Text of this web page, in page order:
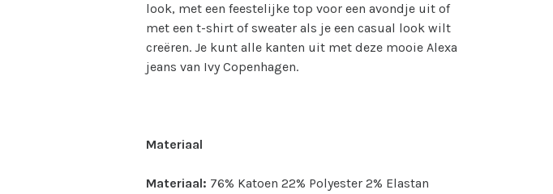
look, met een feestelijke top voor een avondje uit of
met een t-shirt of sweater als je een casual look wilt
creëren. Je kunt alle kanten uit met deze mooie Alexa
jeans van Ivy Copenhagen.
Materiaal
Materiaal: 76% Katoen 22% Polyester 2% Elastan